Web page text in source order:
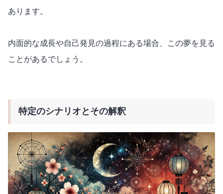
あります。
内面的な成長や自己発見の過程にある場合、この夢を見る
ことがあるでしょう。
特定のシナリオとその解釈